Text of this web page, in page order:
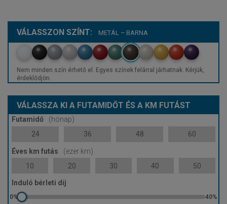
VÁLASSZON SZÍNT: METÁL – BARNA
Nem minden szín érhető el. Egyes színek felárral járhatnak. Kérjük,
érdeklődjön.
VÁLASSZA KI A FUTAMIDŐT ÉS A KM FUTÁST
Futamidő
(hónap)
24
36 48 60
Éves km futás
(ezer km)
10
20 30 40 50
Induló bérleti díj